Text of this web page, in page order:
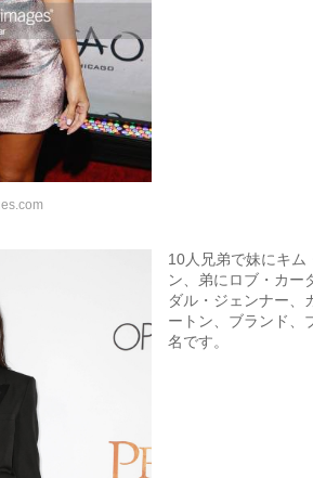
10人兄弟で妹にキム
ン、弟にロブ・カー
ダル・ジェンナー、
ートン、ブランド、
名です。